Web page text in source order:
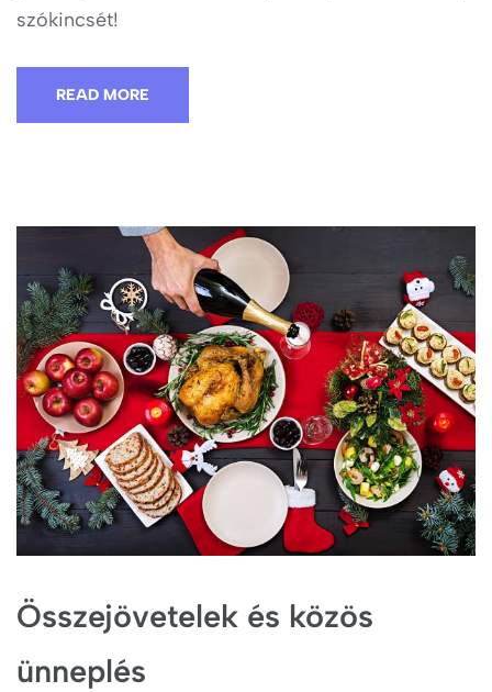
szókincsét!
READ MORE
Összejövetelek és közös
ünneplés